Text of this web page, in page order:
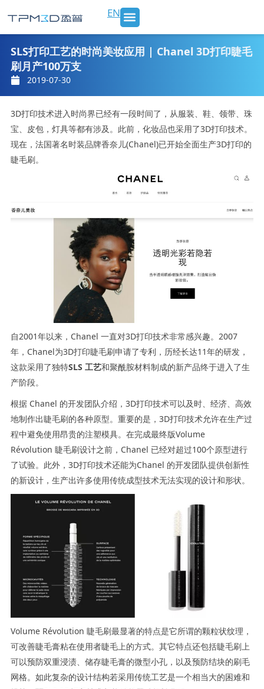
至
内
EN
SLS打印工艺的时尚美妆应用 | Chanel 3D打印睫毛
刷月产100万支
2019-07-30
3D打印技术进入时尚界已经有一段时间了，从服装、鞋、领带、珠
宝、皮包，灯具等都有涉及。此前，化妆品也采用了3D打印技术。
现在，法国著名时装品牌香奈儿(Chanel)已开始全面生产3D打印的
睫毛刷。
自2001年以来，Chanel 一直对3D打印技术非常感兴趣。2007
年，Chanel为3D打印睫毛刷申请了专利，历经长达11年的研发，
这款采用了独特SLS 工艺和聚酰胺材料制成的新产品终于进入了生
产阶段。
根据 Chanel 的开发团队介绍，3D打印技术可以及时、经济、高效
地制作出睫毛刷的各种原型。重要的是，3D打印技术允许在生产过
程中避免使用昂贵的注塑模具。在完成最终版Volume
Révolution 睫毛刷设计之前，Chanel 已经对超过100个原型进行
了试验。此外，3D打印技术还能为Chanel 的开发团队提供创新性
的新设计，生产出许多使用传统成型技术无法实现的设计和形状。
Volume Révolution 睫毛刷最显著的特点是它所谓的颗粒状纹理，
可改善睫毛膏粘在使用者睫毛上的方式。其它特点还包括睫毛刷上
可以预防双重浸渍、储存睫毛膏的微型小孔，以及预防结块的刷毛
网格。如此复杂的设计结构若采用传统工艺是一个相当大的困难和